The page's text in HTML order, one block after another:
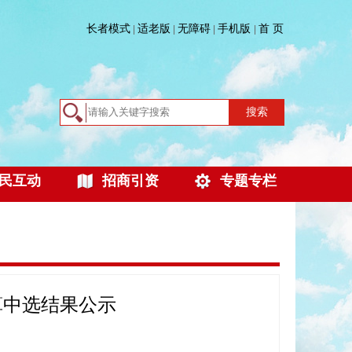
长者模式 适老版 无障碍 手机版 首 页
搜索
互动 招商引资 专题专栏
选结果公示